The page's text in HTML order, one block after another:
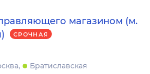
магазином (м.
СРОЧНАЯ
Братиславская